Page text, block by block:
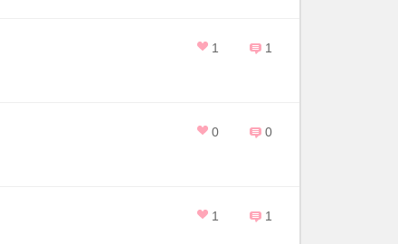
1 1
0 0
1 1